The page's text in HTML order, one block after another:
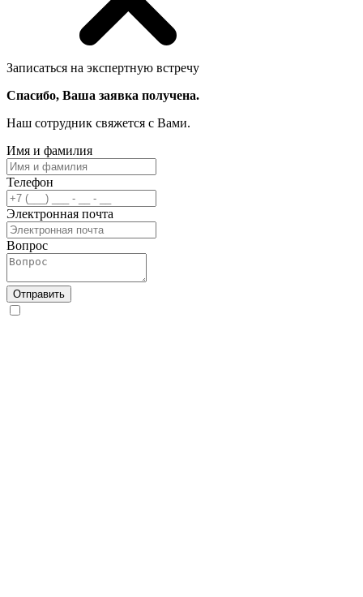
Записаться на экспертную встречу
Спасибо, Ваша заявка получена.
Наш сотрудник свяжется с Вами.
Имя и фамилия
Телефон
Электронная почта
Вопрос
Отправить